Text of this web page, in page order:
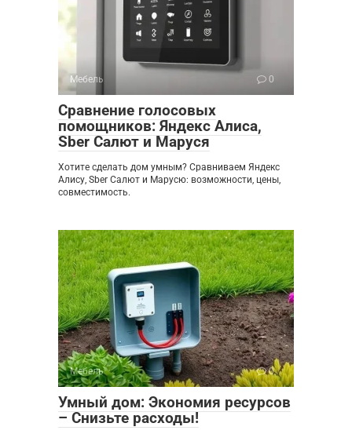
Мебель 0
Сравнение голосовых
помощников: Яндекс Алиса,
Sber Салют и Маруся
Хотите сделать дом умным? Сравниваем Яндекс
Алису, Sber Салют и Марусю: возможности, цены,
совместимость.
Мебель 0
Умный дом: Экономия ресурсов
– Снизьте расходы!